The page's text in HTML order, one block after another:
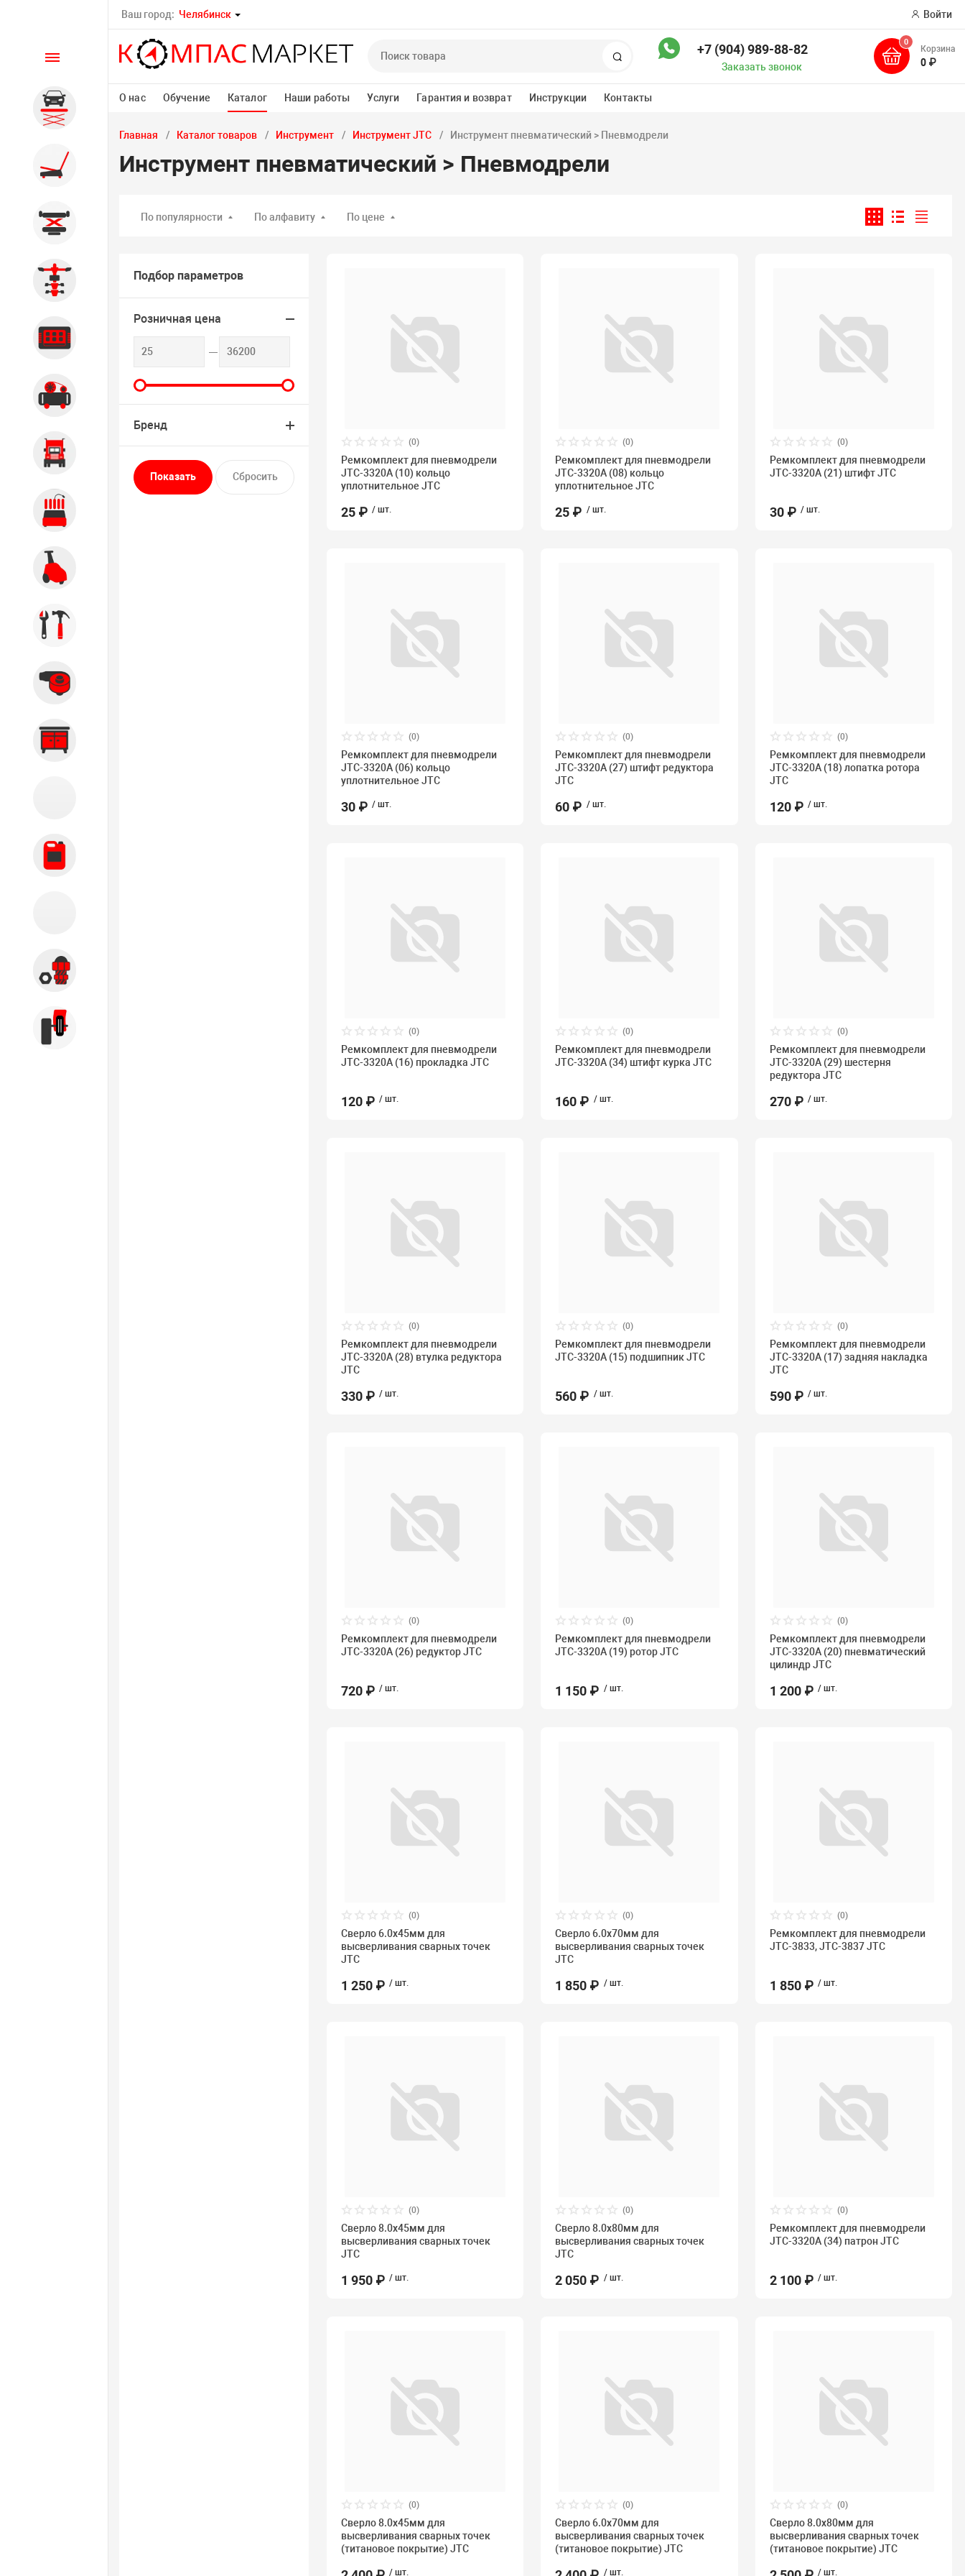
Ваш город: Челябинск Войти
Поиск +7 (904) 989-88-82
Заказать звонок
0
Корзина
0 ₽
О нас Обучение Каталог Наши работы Услуги Гарантия и возврат Инструкции Контакты
Каталог
Автомобильные подъемники
Шиномонтажное
оборудование
Общегаражное
Стенды сход-развал
Диагностика
Компрессорное оборудование
Главная Каталог товаров Инструмент Инструмент JTC Инструмент пневматический > Пневмодрели
Инструмент пневматический > Пневмодрели
По популярности По алфавиту По цене
Подбор параметров
Розничная цена
Бренд
(0)
Ремкомплект для пневмодрели
JTC-3320A (10) кольцо
уплотнительное JTC
25 ₽ / шт.
(0)
Ремкомплект для пневмодрели
JTC-3320A (08) кольцо
уплотнительное JTC
25 ₽ / шт.
(0)
Ремкомплект для пневмодрели
JTC-3320A (21) штифт JTC
30 ₽ / шт.
(0)
Ремкомплект для пневмодрели
JTC-3320A (06) кольцо
уплотнительное JTC
30 ₽ / шт.
(0)
Ремкомплект для пневмодрели
JTC-3320A (27) штифт редуктора
JTC
60 ₽ / шт.
(0)
Ремкомплект для пневмодрели
JTC-3320A (18) лопатка ротора
JTC
120 ₽ / шт.
(0)
Ремкомплект для пневмодрели
JTC-3320A (16) прокладка JTC
120 ₽ / шт.
(0)
Ремкомплект для пневмодрели
JTC-3320A (34) штифт курка JTC
160 ₽ / шт.
(0)
Ремкомплект для пневмодрели
JTC-3320A (29) шестерня
редуктора JTC
270 ₽ / шт.
(0)
Ремкомплект для пневмодрели
JTC-3320A (28) втулка редуктора
JTC
330 ₽ / шт.
(0)
Ремкомплект для пневмодрели
JTC-3320A (15) подшипник JTC
560 ₽ / шт.
(0)
Ремкомплект для пневмодрели
JTC-3320A (17) задняя накладка
JTC
590 ₽ / шт.
(0)
Ремкомплект для пневмодрели
JTC-3320A (26) редуктор JTC
720 ₽ / шт.
(0)
Ремкомплект для пневмодрели
JTC-3320A (19) ротор JTC
1 150 ₽ / шт.
(0)
Ремкомплект для пневмодрели
JTC-3320A (20) пневматический
цилиндр JTC
1 200 ₽ / шт.
(0)
Сверло 6.0х45мм для
высверливания сварных точек
JTC
1 250 ₽ / шт.
(0)
Сверло 6.0х70мм для
высверливания сварных точек
JTC
1 850 ₽ / шт.
(0)
Ремкомплект для пневмодрели
JTC-3833, JTC-3837 JTC
1 850 ₽ / шт.
(0)
Сверло 8.0х45мм для
высверливания сварных точек
JTC
1 950 ₽ / шт.
(0)
Сверло 8.0х80мм для
высверливания сварных точек
JTC
2 050 ₽ / шт.
(0)
Ремкомплект для пневмодрели
JTC-3320A (34) патрон JTC
2 100 ₽ / шт.
(0)
Сверло 8.0х45мм для
высверливания сварных точек
(титановое покрытие) JTC
/ шт.
(0)
Сверло 6.0х70мм для
высверливания сварных точек
(титановое покрытие) JTC
/ шт.
(0)
Сверло 8.0х80мм для
высверливания сварных точек
(титановое покрытие) JTC
/ шт.